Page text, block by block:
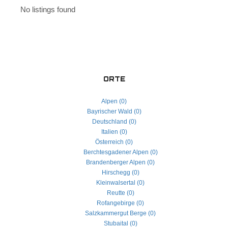
No listings found
ORTE
Alpen (0)
Bayrischer Wald (0)
Deutschland (0)
Italien (0)
Österreich (0)
Berchtesgadener Alpen (0)
Brandenberger Alpen (0)
Hirschegg (0)
Kleinwalsertal (0)
Reutte (0)
Rofangebirge (0)
Salzkammergut Berge (0)
Stubaital (0)